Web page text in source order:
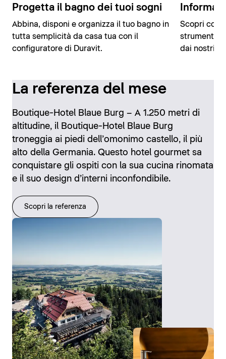
Progetta il bagno dei tuoi sogni
Abbina, disponi e organizza il tuo bagno in
tutta semplicità da casa tua con il
configuratore di Duravit.
Scopri
strumenti
dai nostri
La referenza del mese
Boutique-Hotel Blaue Burg – A 1.250 metri di
altitudine, il Boutique-Hotel Blaue Burg
troneggia ai piedi dell’omonimo castello, il più
alto della Germania. Questo hotel gourmet sa
conquistare gli ospiti con la sua cucina rinomata
e il suo design d’interni inconfondibile.
Scopri la referenza